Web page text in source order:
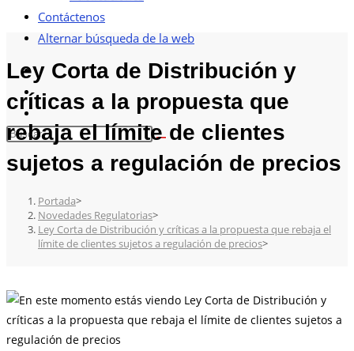
Contáctenos
Alternar búsqueda de la web
Ley Corta de Distribución y
críticas a la propuesta que
rebaja el límite de clientes
sujetos a regulación de precios
Portada>
Novedades Regulatorias>
Ley Corta de Distribución y críticas a la propuesta que rebaja el
límite de clientes sujetos a regulación de precios>